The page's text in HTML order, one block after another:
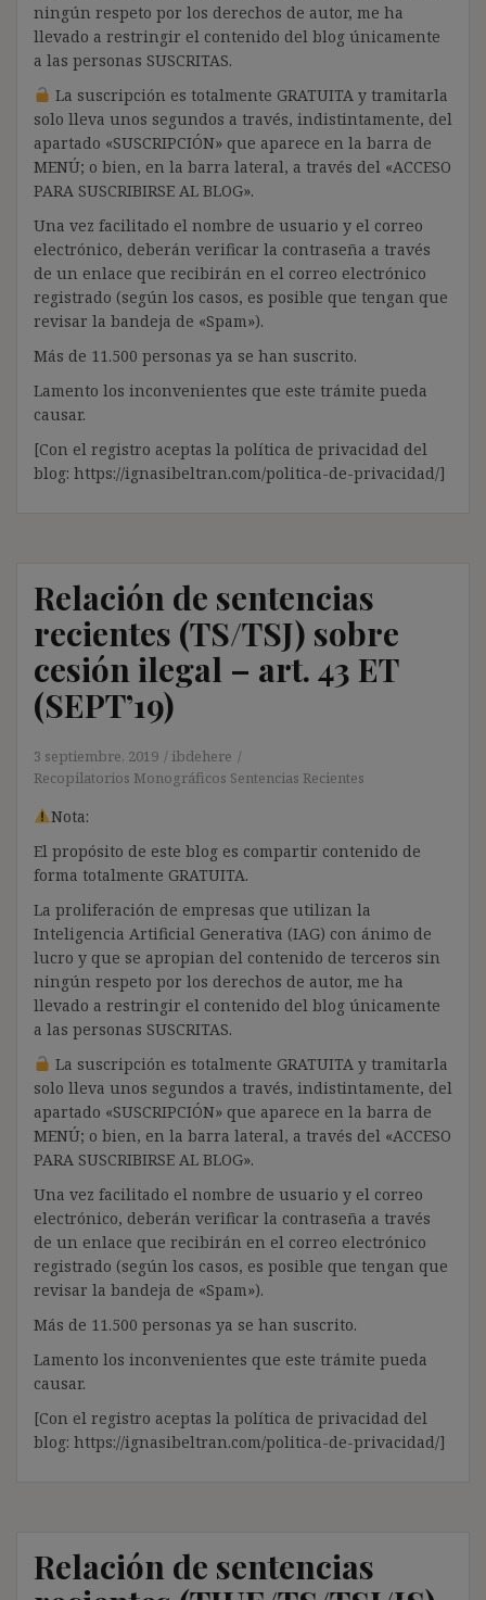
ningún respeto por los derechos de autor, me ha
llevado a restringir el contenido del blog únicamente
a las personas SUSCRITAS.
La suscripción es totalmente GRATUITA y tramitarla
solo lleva unos segundos a través, indistintamente, del
apartado «SUSCRIPCIÓN» que aparece en la barra de
MENÚ; o bien, en la barra lateral, a través del «ACCESO
PARA SUSCRIBIRSE AL BLOG».
Una vez facilitado el nombre de usuario y el correo
electrónico, deberán verificar la contraseña a través
de un enlace que recibirán en el correo electrónico
registrado (según los casos, es posible que tengan que
revisar la bandeja de «Spam»).
Más de 11.500 personas ya se han suscrito.
Lamento los inconvenientes que este trámite pueda
causar.
[Con el registro aceptas la política de privacidad del
blog: https://ignasibeltran.com/politica-de-privacidad/]
Relación de sentencias
recientes (TS/TSJ) sobre
cesión ilegal – art. 43 ET
(SEPT’19)
3 septiembre, 2019
ibdehere
Recopilatorios Monográficos Sentencias Recientes
Nota:
El propósito de este blog es compartir contenido de
forma totalmente GRATUITA.
La proliferación de empresas que utilizan la
Inteligencia Artificial Generativa (IAG) con ánimo de
lucro y que se apropian del contenido de terceros sin
ningún respeto por los derechos de autor, me ha
llevado a restringir el contenido del blog únicamente
a las personas SUSCRITAS.
La suscripción es totalmente GRATUITA y tramitarla
solo lleva unos segundos a través, indistintamente, del
apartado «SUSCRIPCIÓN» que aparece en la barra de
MENÚ; o bien, en la barra lateral, a través del «ACCESO
PARA SUSCRIBIRSE AL BLOG».
Una vez facilitado el nombre de usuario y el correo
electrónico, deberán verificar la contraseña a través
de un enlace que recibirán en el correo electrónico
registrado (según los casos, es posible que tengan que
revisar la bandeja de «Spam»).
Más de 11.500 personas ya se han suscrito.
Lamento los inconvenientes que este trámite pueda
causar.
[Con el registro aceptas la política de privacidad del
blog: https://ignasibeltran.com/politica-de-privacidad/]
Relación de sentencias